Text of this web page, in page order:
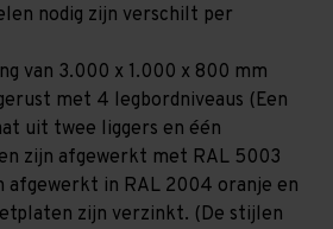
nodig zijn verschilt per
van 3.000 x 1.000 x 800 mm
met 4 legbordniveaus (Een
uit twee liggers en één
zijn afgewerkt met RAL 5003
afgewerkt in RAL 2004 oranje en
zijn verzinkt. (De stijlen